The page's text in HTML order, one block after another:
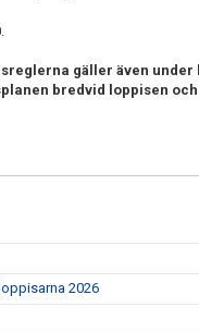
gäller även
bredvid loppisen
2026